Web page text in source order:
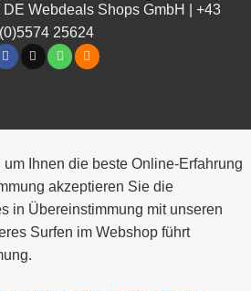
Webdeals Shops GmbH | +43
(0)5574 25624
Ihnen die beste Online-Erfahrung
akzeptieren Sie die
in Übereinstimmung mit unseren
Surfen im Webshop führt